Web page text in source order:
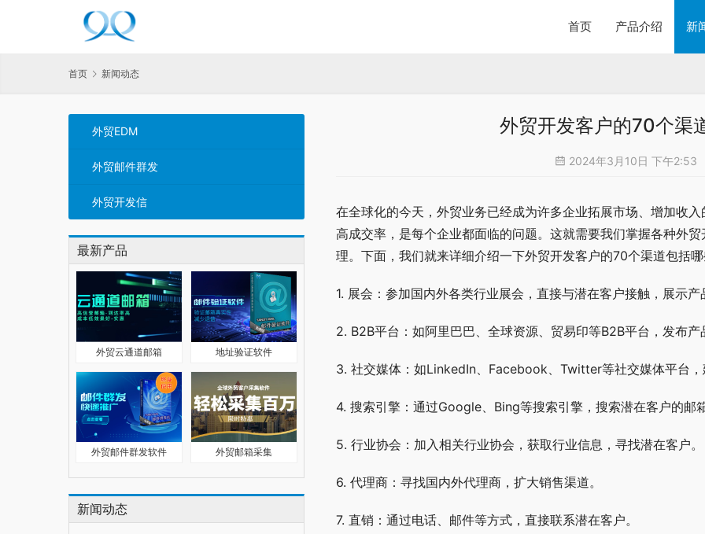
首页 产品介绍 新
首页 新闻动态
外贸EDM
外贸邮件群发
外贸开发信
最新产品
外贸云通道邮箱 地址验证软件
外贸邮件群发软件 外贸邮箱采集
新闻动态
外贸开发客户的70个渠
2024年3月10日 下午2:53
在全球化的今天，外贸业务已经成为许多企业拓展市场、增加收
高成交率，是每个企业都面临的问题。这就需要我们掌握各种外
理。下面，我们就来详细介绍一下外贸开发客户的70个渠道包括
1. 展会：参加国内外各类行业展会，直接与潜在客户接触，展示
2. B2B平台：如阿里巴巴、全球资源、贸易印等B2B平台，发布
3. 社交媒体：如LinkedIn、Facebook、Twitter等社交媒体平台
4. 搜索引擎：通过Google、Bing等搜索引擎，搜索潜在客户的邮
5. 行业协会：加入相关行业协会，获取行业信息，寻找潜在客户。
6. 代理商：寻找国内外代理商，扩大销售渠道。
7. 直销：通过电话、邮件等方式，直接联系潜在客户。